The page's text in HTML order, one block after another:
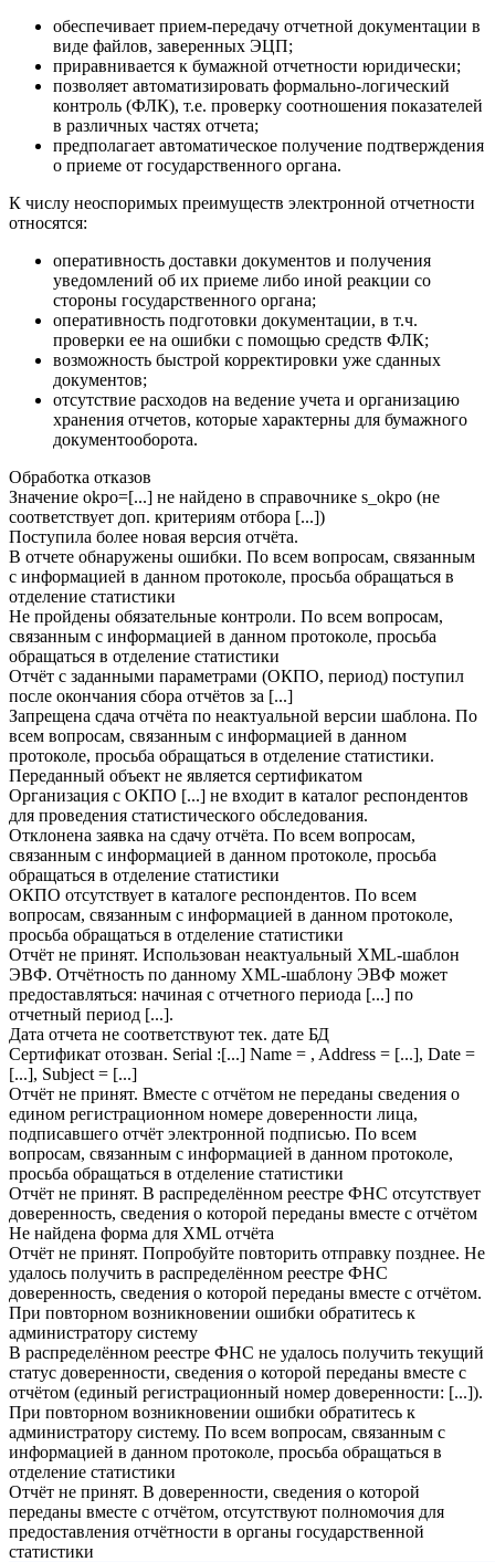
обеспечивает прием-передачу отчетной документации в
виде файлов, заверенных ЭЦП;
приравнивается к бумажной отчетности юридически;
позволяет автоматизировать формально-логический
контроль (ФЛК), т.е. проверку соотношения показателей
в различных частях отчета;
предполагает автоматическое получение подтверждения
о приеме от государственного органа.
К числу неоспоримых преимуществ электронной отчетности
относятся:
оперативность доставки документов и получения
уведомлений об их приеме либо иной реакции со
стороны государственного органа;
оперативность подготовки документации, в т.ч.
проверки ее на ошибки с помощью средств ФЛК;
возможность быстрой корректировки уже сданных
документов;
отсутствие расходов на ведение учета и организацию
хранения отчетов, которые характерны для бумажного
документооборота.
Обработка отказов
Значение okpo=[...] не найдено в справочнике s_okpo (не
соответствует доп. критериям отбора [...])
Поступила более новая версия отчёта.
В отчете обнаружены ошибки. По всем вопросам, связанным
с информацией в данном протоколе, просьба обращаться в
отделение статистики
Не пройдены обязательные контроли. По всем вопросам,
связанным с информацией в данном протоколе, просьба
обращаться в отделение статистики
Отчёт с заданными параметрами (ОКПО, период) поступил
после окончания сбора отчётов за [...]
Запрещена сдача отчёта по неактуальной версии шаблона. По
всем вопросам, связанным с информацией в данном
протоколе, просьба обращаться в отделение статистики.
Переданный объект не является сертификатом
Организация с ОКПО [...] не входит в каталог респондентов
для проведения статистического обследования.
Отклонена заявка на сдачу отчёта. По всем вопросам,
связанным с информацией в данном протоколе, просьба
обращаться в отделение статистики
ОКПО отсутствует в каталоге респондентов. По всем
вопросам, связанным с информацией в данном протоколе,
просьба обращаться в отделение статистики
Отчёт не принят. Использован неактуальный XML-шаблон
ЭВФ. Отчётность по данному XML-шаблону ЭВФ может
предоставляться: начиная с отчетного периода [...] по
отчетный период [...].
Дата отчета не соответствуют тек. дате БД
Сертификат отозван. Serial :[...] Name = , Address = [...], Date =
[...], Subject = [...]
Отчёт не принят. Вместе с отчётом не переданы сведения о
едином регистрационном номере доверенности лица,
подписавшего отчёт электронной подписью. По всем
вопросам, связанным с информацией в данном протоколе,
просьба обращаться в отделение статистики
Отчёт не принят. В распределённом реестре ФНС отсутствует
доверенность, сведения о которой переданы вместе с отчётом
Не найдена форма для XML отчёта
Отчёт не принят. Попробуйте повторить отправку позднее. Не
удалось получить в распределённом реестре ФНС
доверенность, сведения о которой переданы вместе с отчётом.
При повторном возникновении ошибки обратитесь к
администратору систему
В распределённом реестре ФНС не удалось получить текущий
статус доверенности, сведения о которой переданы вместе с
отчётом (единый регистрационный номер доверенности: [...]).
При повторном возникновении ошибки обратитесь к
администратору систему. По всем вопросам, связанным с
информацией в данном протоколе, просьба обращаться в
отделение статистики
Отчёт не принят. В доверенности, сведения о которой
переданы вместе с отчётом, отсутствуют полномочия для
предоставления отчётности в органы государственной
статистики